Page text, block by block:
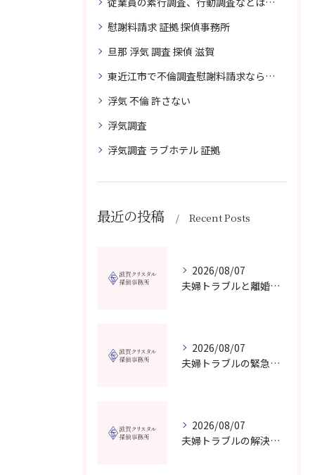
慰謝料請求 証拠 探偵事務所
旦那 浮気 調査 探偵 滋賀
東近江市で不倫調査慰謝料請求なら滋賀クリスタル探偵事務所へご相談
浮気 不倫 許さない
浮気調査
浮気調査 ラブホテル 証拠
最近の投稿 Recent Posts
2026/08/07
夫婦トラブルと離婚相談を滋賀県野洲市で費用や無料窓口の選び方まで詳しく解説
2026/08/07
夫婦トラブルの緊急相談を滋賀県甲賀市で今すぐ受けるための信頼できる窓口選びガイド
2026/08/07
夫婦トラブルの解決に役立つカウンセリングと滋賀県近江八幡市で相談先を選ぶコツ